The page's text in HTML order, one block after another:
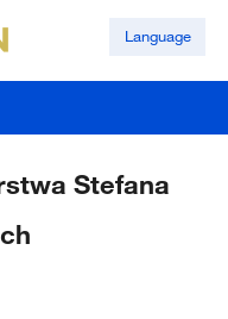
Language
Stefana